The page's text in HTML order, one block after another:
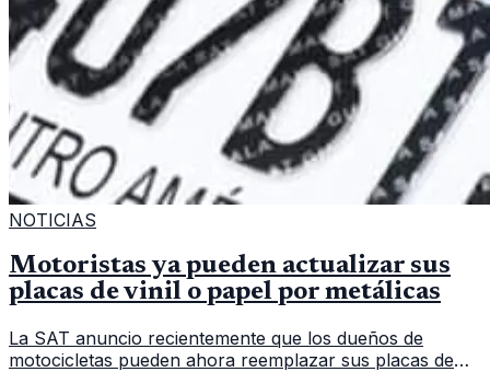
NOTICIAS
Motoristas ya pueden actualizar sus
placas de vinil o papel por metálicas
La SAT anuncio recientemente que los dueños de
motocicletas pueden ahora reemplazar sus placas de